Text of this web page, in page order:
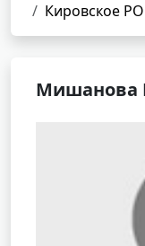
Кировское
Мишанова